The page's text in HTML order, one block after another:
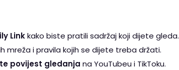
Linkkako biste pratili sadržaj koji dijete gleda.
mreža i pravila kojih se dijete treba držati.
povijest gledanja na YouTubeu i TikToku.